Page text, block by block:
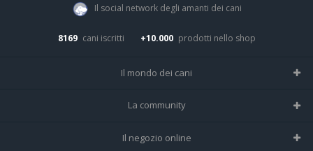
Il social network degli amanti dei cani
8169 cani iscritti +10.000 prodotti nello shop
Il mondo dei cani
Tutte le razze
La community
Home
Il negozio online